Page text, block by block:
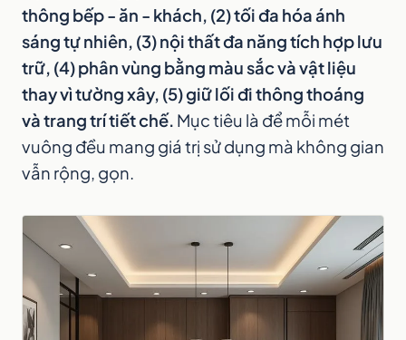
thông bếp - ăn - khách, (2) tối đa hóa ánh
sáng tự nhiên, (3) nội thất đa năng tích hợp lưu
trữ, (4) phân vùng bằng màu sắc và vật liệu
thay vì tường xây, (5) giữ lối đi thông thoáng
và trang trí tiết chế. Mục tiêu là để mỗi mét
vuông đều mang giá trị sử dụng mà không gian
vẫn rộng, gọn.